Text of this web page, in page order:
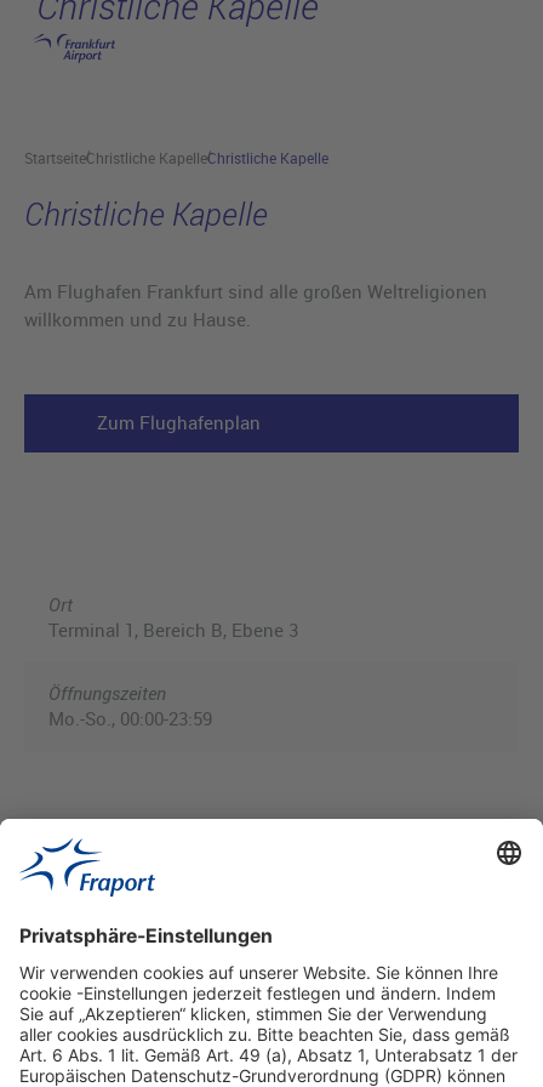
Hauptinhalt anspringen
StartseiteChristliche KapelleChristliche Kapelle
Christliche Kapelle
Am Flughafen Frankfurt sind alle großen Weltreligionen
willkommen und zu Hause.
Zum Flughafenplan
Ort
Terminal 1, Bereich B, Ebene 3
Öffnungszeiten
Mo.-So., 00:00-23:59
Hilfreiche Links